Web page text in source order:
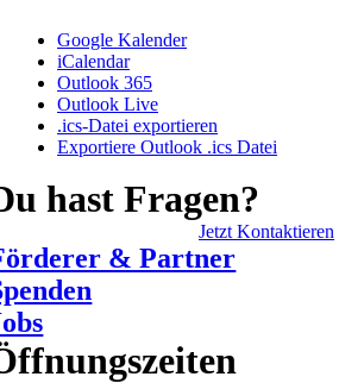
Google Kalender
iCalendar
Outlook 365
Outlook Live
.ics-Datei exportieren
Exportiere Outlook .ics Datei
hast Fragen?
Jetzt Kontaktieren
& Partner